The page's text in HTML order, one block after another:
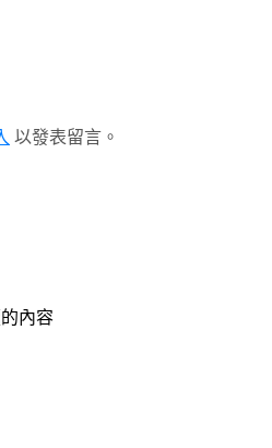
以發表留言。
內容